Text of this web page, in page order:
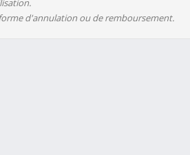
d'annulation ou de remboursement.